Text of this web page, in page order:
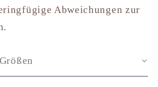
Abweichungen zur